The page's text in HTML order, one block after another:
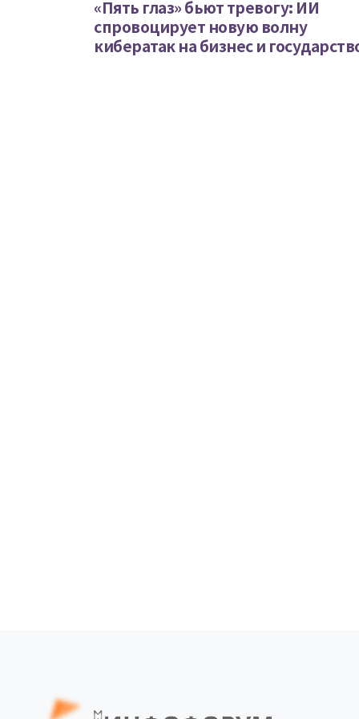
«Пять глаз» бьют тревогу: ИИ
спровоцирует новую волну
кибератак на бизнес и